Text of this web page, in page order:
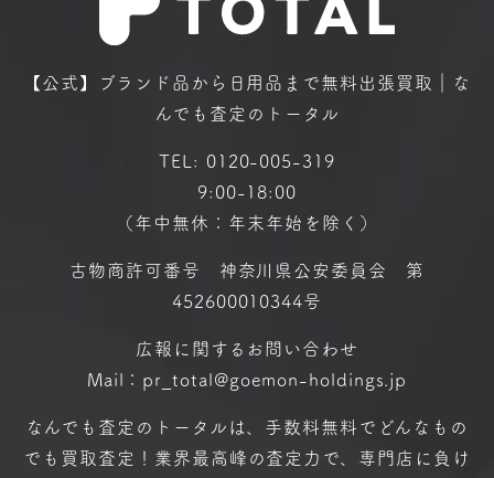
【公式】ブランド品から日用品まで無料出張買取｜な
んでも査定のトータル
TEL: 0120-005-319
9:00-18:00
（年中無休：年末年始を除く）
古物商許可番号 神奈川県公安委員会 第
452600010344号
広報に関するお問い合わせ
Mail：pr_total@goemon-holdings.jp
なんでも査定のトータルは、手数料無料で どんなもの
でも買取査定！ 業界最高峰の査定力で、専門店に 負け